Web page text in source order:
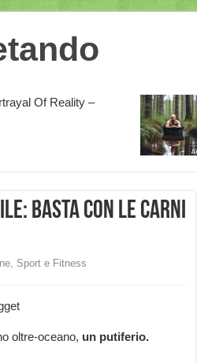
basta con le carni
Sport e Fitness
oltre-oceano, un putiferio.